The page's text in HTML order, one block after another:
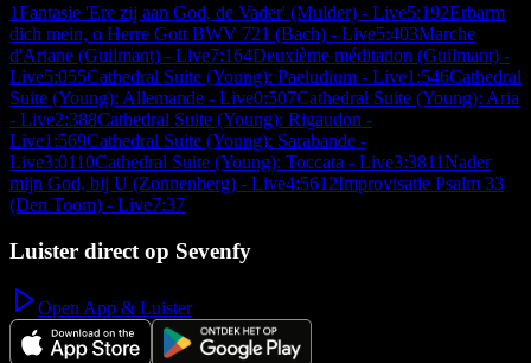
1Fantasie 'Ere zij aan God, de Vader' (Mulder) - Live5:192Erbarm
dich mein, o Herre Gott BWV 721 (Bach) - Live5:403Marche
d'Ariane (Guilmant) - Live7:164Deuxième méditation (Guilmant) -
Live5:055Cathedral Suite (Young): Paeludium - Live1:546Cathedral
Suite (Young): Allemande - Live0:507Cathedral Suite (Young): Aria
- Live2:388Cathedral Suite (Young): Rigaudon -
Live1:569Cathedral Suite (Young): Sarabande -
Live3:0110Cathedral Suite (Young): Toccata - Live3:3811Nader
mijn God, bij U (Zonnenberg) - Live4:5612Improvisatie Psalm 33
(Den Toom) - Live7:37
Luister direct op Sevenfy
Open App & Luister